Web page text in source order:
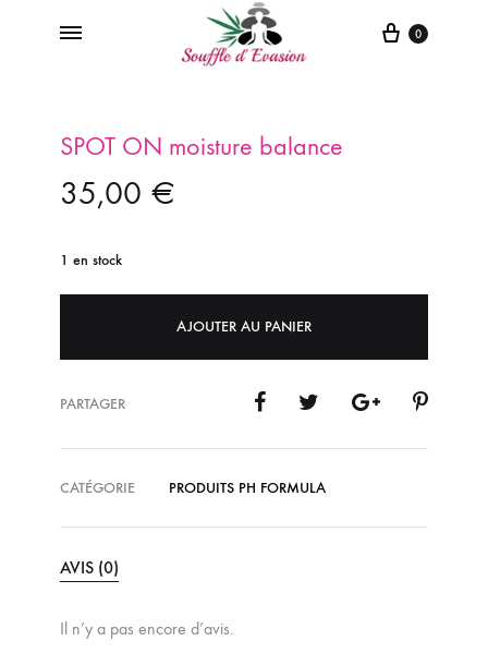
beauté
0
SPOT ON moisture balance
35,00 €
1 en stock
AJOUTER AU PANIER
PARTAGER
CATÉGORIE PRODUITS PH FORMULA
AVIS (0)
Il n’y a pas encore d’avis.